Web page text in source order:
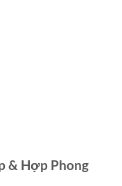
& Hợp Phong